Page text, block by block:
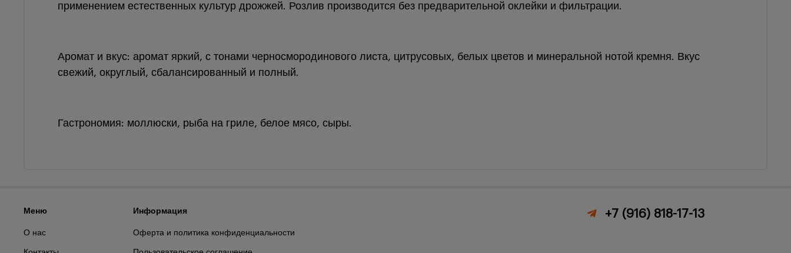
применением естественных культур дрожжей. Розлив производится без предварительной оклейки и фильтрации.
Аромат и вкус: аромат яркий, с тонами черносмородинового листа, цитрусовых, белых цветов и минеральной нотой кремня. Вкус
свежий, округлый, сбалансированный и полный.
Гастрономия: моллюски, рыба на гриле, белое мясо, сыры.
Меню
О нас
Информация
Оферта и политика конфиденциальности
+7 (916) 818-17-13